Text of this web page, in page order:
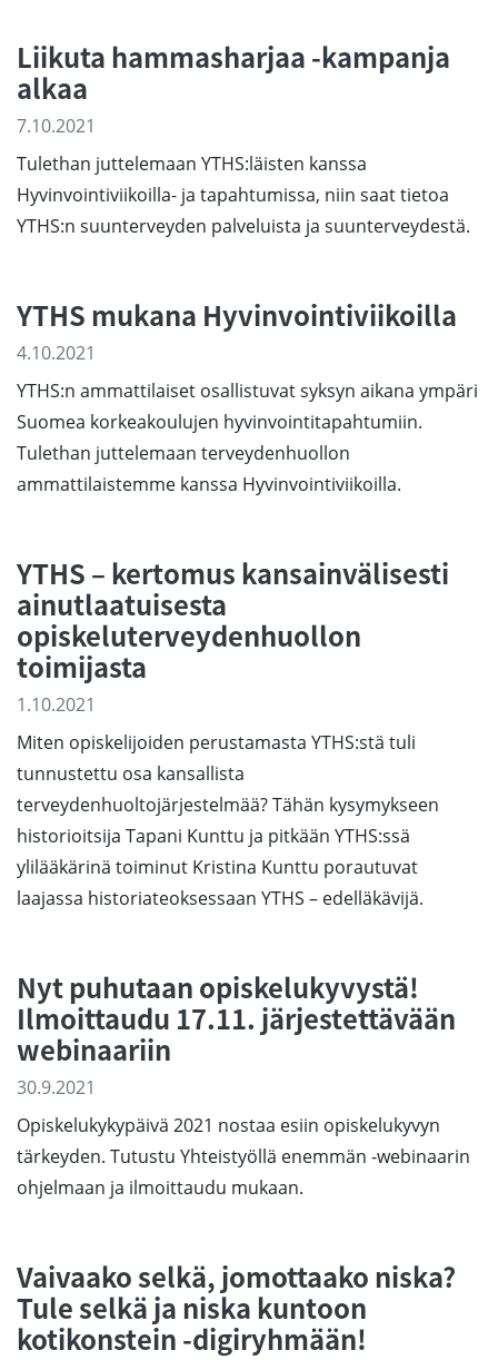
Liikuta hammasharjaa -kampanja
alkaa
7.10.2021
Tulethan juttelemaan YTHS:läisten kanssa
Hyvinvointiviikoilla- ja tapahtumissa, niin saat tietoa
YTHS:n suunterveyden palveluista ja suunterveydestä.
YTHS mukana Hyvinvointiviikoilla
4.10.2021
YTHS:n ammattilaiset osallistuvat syksyn aikana ympäri
Suomea korkeakoulujen hyvinvointitapahtumiin.
Tulethan juttelemaan terveydenhuollon
ammattilaistemme kanssa Hyvinvointiviikoilla.
YTHS – kertomus kansainvälisesti
ainutlaatuisesta
opiskeluterveydenhuollon
toimijasta
1.10.2021
Miten opiskelijoiden perustamasta YTHS:stä tuli
tunnustettu osa kansallista
terveydenhuoltojärjestelmää? Tähän kysymykseen
historioitsija Tapani Kunttu ja pitkään YTHS:ssä
ylilääkärinä toiminut Kristina Kunttu porautuvat
laajassa historiateoksessaan YTHS – edelläkävijä.
Nyt puhutaan opiskelukyvystä!
Ilmoittaudu 17.11. järjestettävään
webinaariin
30.9.2021
Opiskelukykypäivä 2021 nostaa esiin opiskelukyvyn
tärkeyden. Tutustu Yhteistyöllä enemmän -webinaarin
ohjelmaan ja ilmoittaudu mukaan.
Vaivaako selkä, jomottaako niska?
Tule selkä ja niska kuntoon
kotikonstein -digiryhmään!